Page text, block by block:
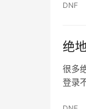
DNF
绝
很多
登录